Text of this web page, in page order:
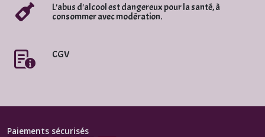
L'abus d'alcool est dangereux pour la santé, à
consommer avec modération.
CGV
Paiements sécurisés